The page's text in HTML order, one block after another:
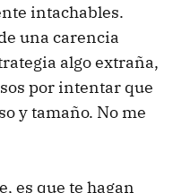
intachables.
una carencia
algo extraña,
por intentar que
y tamaño. No me
es que te hagan